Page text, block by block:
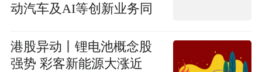
动汽车及AI等创新业务同
港股异动丨锂电池概念股
强势 彩客新能源大涨近